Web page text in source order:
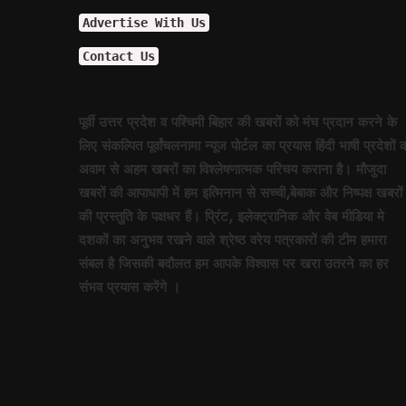
योगीराज में नहीं चलेगी ऐसी सियासत !
आम हुआ खास
विश्वास को भी नहीं हो रहा विश्वास कि ..
सीनियरों के रहते जूनियर राजीव का
वाल पेंटिंग की सियासत !
डलझील बनाम नैनीझील
संजय ने फिर दी सियासी घुड़की !
Advertise With Us
Contact Us
पूर्वी उत्तर प्रदेश व पश्चिमी बिहार की खबरों को मंच प्रदान करने के
लिए संकल्पित पूर्वांचलनामा न्यूज पोर्टल का प्रयास हिंदी भाषी प्रदेशों
अवाम से अहम खबरों का विश्लेषणात्मक परिचय कराना है। मौजुदा
खबरों की आपाधापी में हम इत्मिनान से सच्ची,बेबाक और निष्पक्ष खबरों
की प्रस्तुति के पक्षधर हैं। प्रिंट, इलेक्ट्रानिक और वेब मीडिया मे
दशकों का अनुभव रखने वाले श्रेष्ठ वरेय पत्रकारों की टीम हमारा
संबल है जिसकी बदौलत हम आपके विश्वास पर खरा उतरने का हर
संभव प्रयास करेंगे ।